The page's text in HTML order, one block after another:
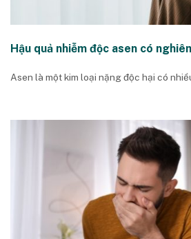
Hậu quả nhiễm độc asen có
Asen là một kim loại nặng độc hại có